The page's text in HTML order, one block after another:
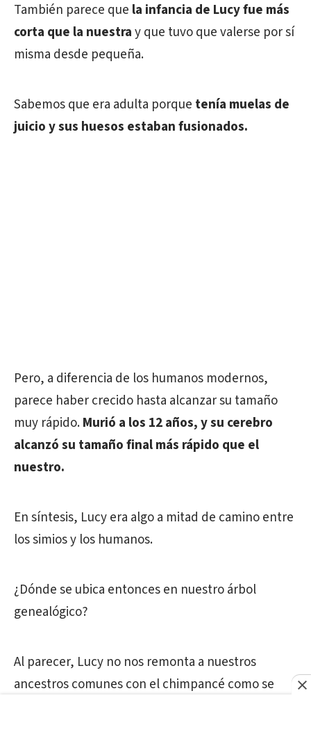
También parece que la infancia de Lucy fue más
corta que la nuestray que tuvo que valerse por sí
misma desde pequeña.
Sabemos que era adulta porque tenía muelas de
juicio y sus huesos estaban fusionados.
Pero, a diferencia de los humanos modernos,
parece haber crecido hasta alcanzar su tamaño
muy rápido.Murió a los 12 años, y su cerebro
alcanzó su tamaño final más rápido que el
nuestro.
En síntesis, Lucy era algo a mitad de camino entre
los simios y los humanos.
¿Dónde se ubica entonces en nuestro árbol
genealógico?
Al parecer, Lucy no nos remonta a nuestros
ancestros comunes con el chimpancé como se